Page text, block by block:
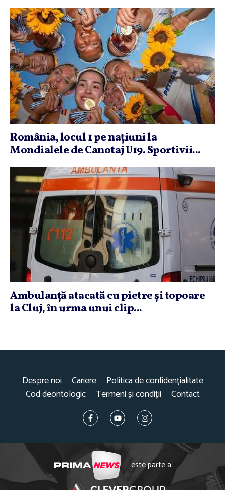
România, locul 1 pe naţiuni la
Mondialele de Canotaj U19. Sportivii...
Ambulanţă atacată cu pietre şi topoare
la Cluj, în urma unui clip...
Despre noi Cariere
Politica de confidențialitate
Cod deontologic
Termeni și condiții Contact
este parte a